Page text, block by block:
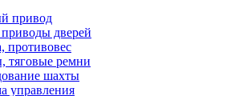
привод
дверей
противовес
тяговые ремни
шахты
управления